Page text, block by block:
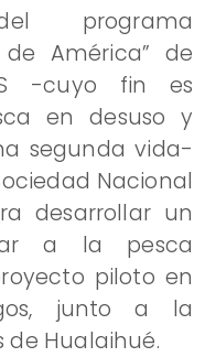
programa
de América” de
-cuyo fin es
en desuso y
segunda vida-
Nacional
desarrollar un
a la pesca
piloto en
junto a la
de Hualaihué.